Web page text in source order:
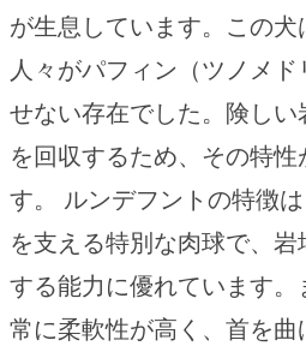
が生息しています。この
人々がパフィン（ツノメ
せない存在でした。険し
を回収するため、その特
す。 ルンデフントの特徴
を支える特別な肉球で、
する能力に優れています
常に柔軟性が高く、首を